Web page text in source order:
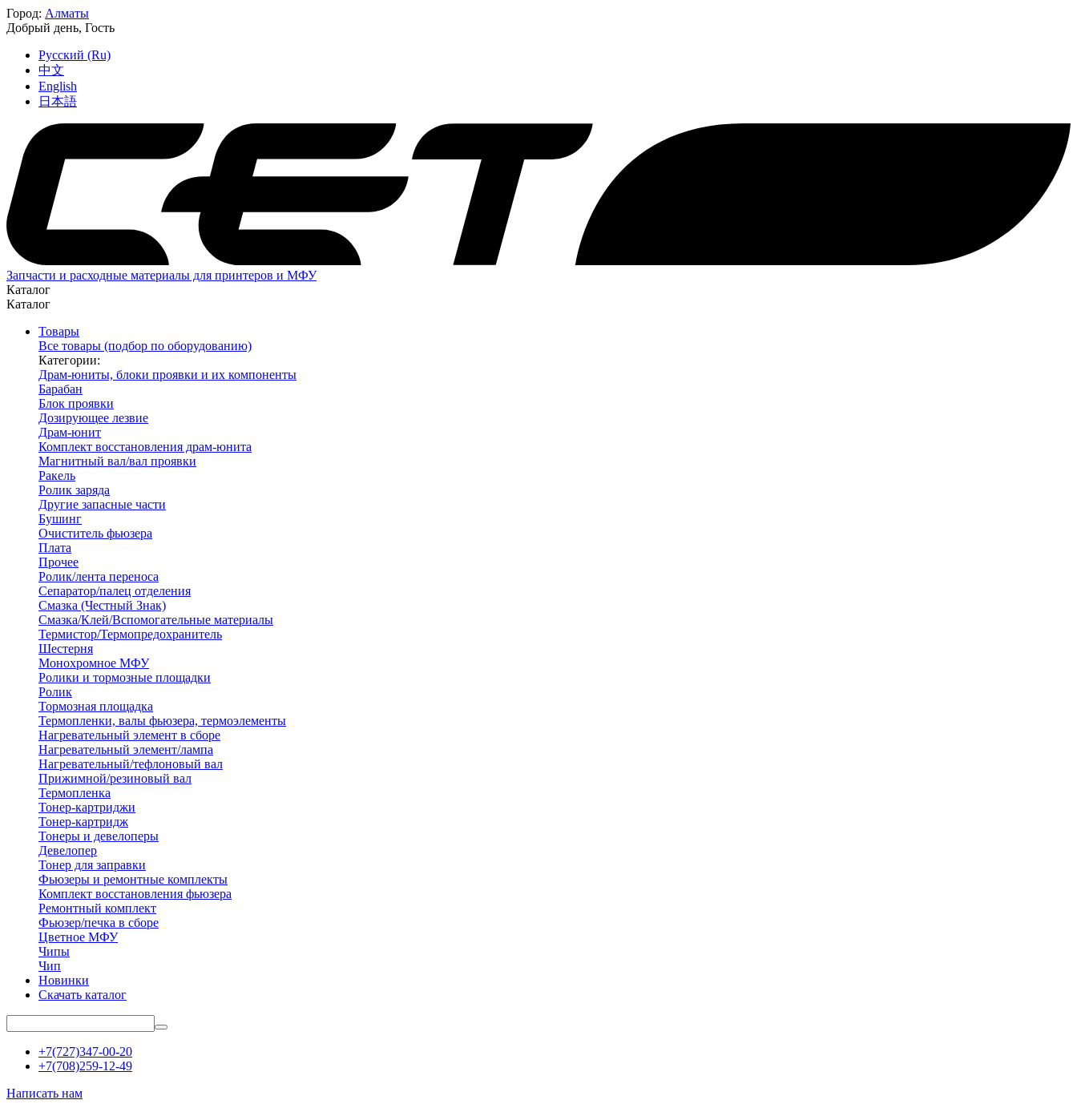
Город: Алматы
Добрый день, Гость
Русский (Ru)
中文
English
日本語
Запчасти и расходные материалы для принтеров и МФУ
Каталог
Каталог
Товары
Все товары (подбор по оборудованию)
Категории:
Драм-юниты, блоки проявки и их компоненты
Барабан
Блок проявки
Дозирующее лезвие
Драм-юнит
Комплект восстановления драм-юнита
Магнитный вал/вал проявки
Ракель
Ролик заряда
Другие запасные части
Бушинг
Очиститель фьюзера
Плата
Прочее
Ролик/лента переноса
Сепаратор/палец отделения
Смазка (Честный Знак)
Смазка/Клей/Вспомогательные материалы
Термистор/Термопредохранитель
Шестерня
Монохромное МФУ
Ролики и тормозные площадки
Ролик
Тормозная площадка
Термопленки, валы фьюзера, термоэлементы
Нагревательный элемент в сборе
Нагревательный элемент/лампа
Нагревательный/тефлоновый вал
Прижимной/резиновый вал
Термопленка
Тонер-картриджи
Тонер-картридж
Тонеры и девелоперы
Девелопер
Тонер для заправки
Фьюзеры и ремонтные комплекты
Комплект восстановления фьюзера
Ремонтный комплект
Фьюзер/печка в сборе
Цветное МФУ
Чипы
Чип
Новинки
Скачать каталог
+7(727)347-00-20
+7(708)259-12-49
Написать нам